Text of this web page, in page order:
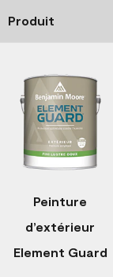
Produit
Peinture
d’extérieur
Element Guard